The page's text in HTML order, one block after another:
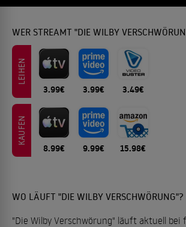
WER STREAMT "DIE WILBY
LEIHEN
3.99€ 3.99€ 3.49€
KAUFEN
8.99€ 9.99€ 15.98€
WO LÄUFT "DIE WILBY VERSCHWÖRUNG"?
"Die Wilby Verschwörung" läuft aktuell bei